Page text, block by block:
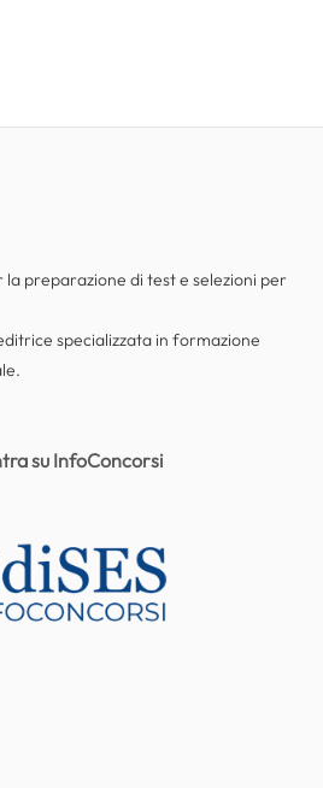
preparazione di test e selezioni per
specializzata in formazione
su InfoConcorsi